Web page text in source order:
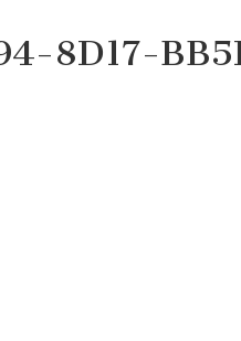
8D17-